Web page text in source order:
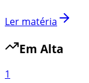
Ler matéria
Em Alta
1